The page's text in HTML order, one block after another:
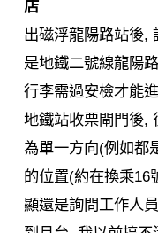
店
出磁浮龍陽路站後,
是地鐵二號線龍陽
行李需過安檢才能
地鐵站收票閘門後,
為單一方向(例如都
的位置(約在換乘16
顯還是詢問工作人